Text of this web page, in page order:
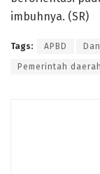
imbuhnya. (SR)
Tags: APBD
Pemerintah